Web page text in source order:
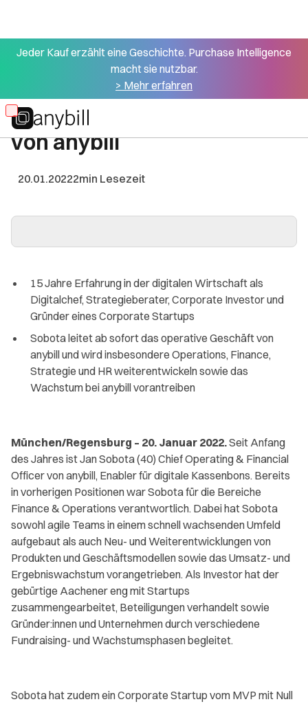
Jeder Kauf erzählt eine Geschichte. Purchase Intelligence
macht sie nutzbar.
> Mehr erfahren
Skip
to
main
Alle Presseartikel
Jan Sobota wird COO/CFO
von anybill
20.01.20222min Lesezeit
15 Jahre Erfahrung in der digitalen Wirtschaft als
Digitalchef, Strategieberater, Corporate Investor und
Gründer eines Corporate Startups
Sobota leitet ab sofort das operative Geschäft von
anybill und wird insbesondere Operations, Finance,
Strategie und HR weiterentwickeln sowie das
Wachstum bei anybill vorantreiben
München/Regensburg – 20. Januar 2022.Seit Anfang
des Jahres ist Jan Sobota (40) Chief Operating & Financial
Officer von anybill, Enabler für digitale Kassenbons. Bereits
in vorherigen Positionen war Sobota für die Bereiche
Finance & Operations verantwortlich. Dabei hat Sobota
sowohl agile Teams in einem schnell wachsenden Umfeld
aufgebaut als auch Neu- und Weiterentwicklungen von
Produkten und Geschäftsmodellen sowie das Umsatz- und
Ergebniswachstum vorangetrieben. Als Investor hat der
gebürtige Aachener eng mit Startups
zusammengearbeitet, Beteiligungen verhandelt sowie
Gründer:innen und Unternehmen durch verschiedene
Fundraising- und Wachstumsphasen begleitet.
Sobota hat zudem ein Corporate Startup vom MVP mit Null